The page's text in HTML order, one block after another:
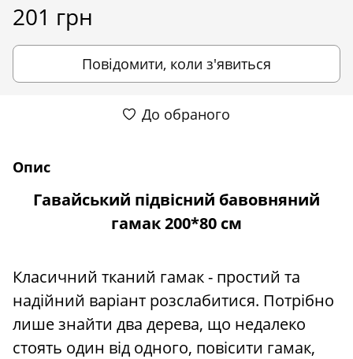
201 грн
Повідомити, коли з'явиться
До обраного
Опис
Гавайський підвісний бавовняний
гамак 200*80 см
Класичний тканий гамак - простий та
надійний варіант розслабитися. Потрібно
лише знайти два дерева, що недалеко
стоять один від одного, повісити гамак,